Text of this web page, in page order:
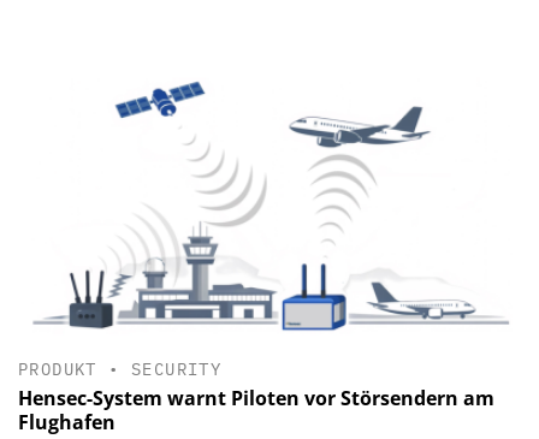
PRODUKT • SECURITY
Hensec-System warnt Piloten vor Störsendern am
Flughafen